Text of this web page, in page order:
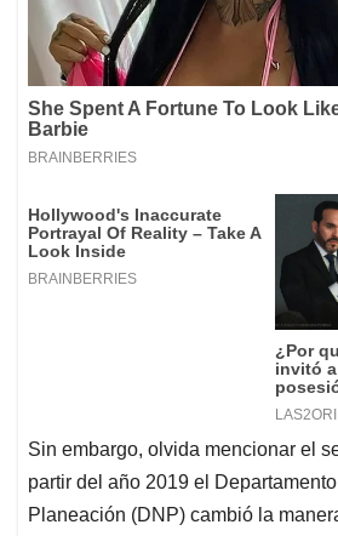
Sin embargo, olvida mencionar el
partir del año 2019 el
Planeación (DNP) cambió la